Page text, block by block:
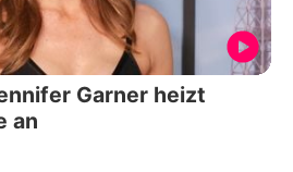
Garner heizt
an